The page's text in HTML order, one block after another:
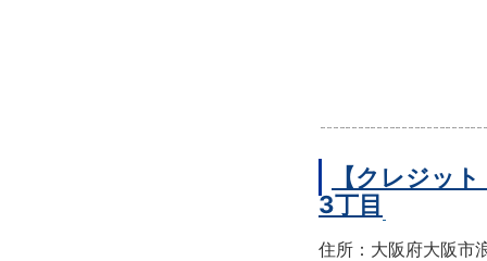
【クレジッ
3丁目
住所：大阪府大阪市